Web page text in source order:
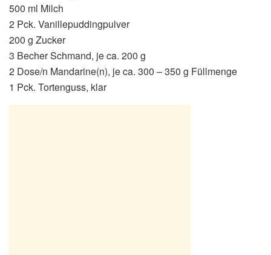
500 ml Milch
2 Pck. Vanillepuddingpulver
200 g Zucker
3 Becher Schmand, je ca. 200 g
2 Dose/n Mandarine(n), je ca. 300 – 350 g Füllmenge
1 Pck. Tortenguss, klar